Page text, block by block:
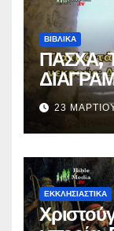
ΒΙΒΛΙΚΑ
ΠΑΣΧΑ,
23
ΕΚΚΛΗΣΙΑΣΤΙΚΑ